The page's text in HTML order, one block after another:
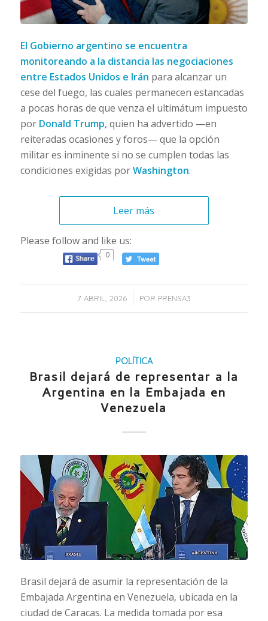
El Gobierno argentino se encuentra
monitoreando a la distancia las negociaciones
entre Estados Unidos e Irán para alcanzar un
cese del fuego, las cuales permanecen estancadas
a pocas horas de que venza el ultimátum impuesto
por Donald Trump, quien ha advertido —en
reiteradas ocasiones y foros— que la opción
militar es inminente si no se cumplen todas las
condiciones exigidas porWashington.
Leer más
Please follow and like us:
0
7 ABRIL, 2026
/ POR PRENSA3
POLÍTICA
Brasil dejará de representar a la
Argentina en la Embajada en
Venezuela
Brasil dejará de asumir la representación de la
Embajada Argentina en Venezuela, ubicada en la
ciudad de Caracas. La medida tomada por esa